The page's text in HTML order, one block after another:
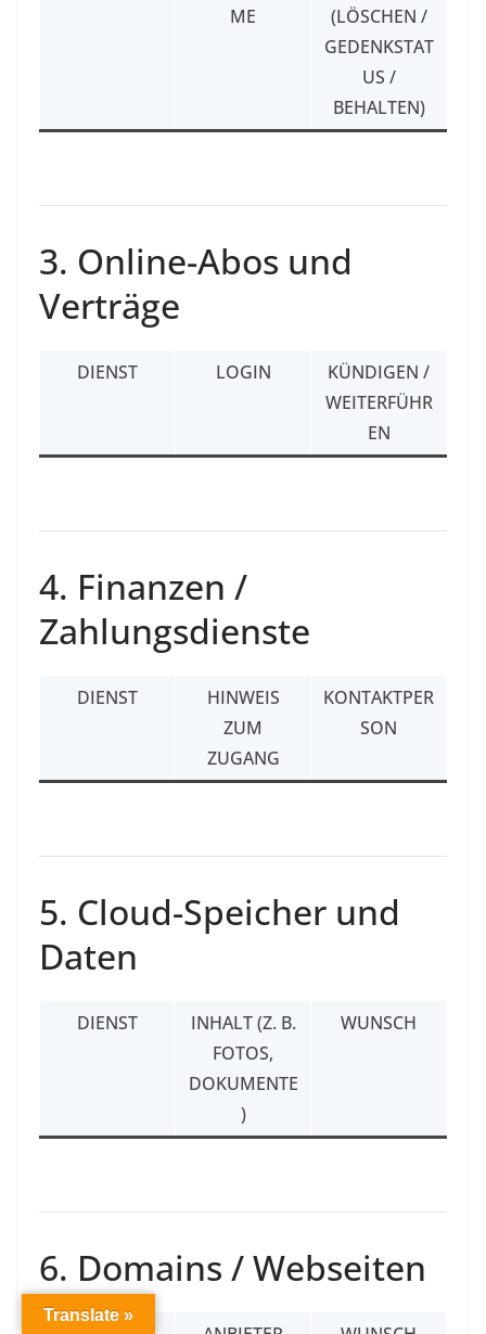
ME
(LÖSCHEN /
GEDENKSTAT
US /
BEHALTEN)
3. Online-Abos und
Verträge
DIENST LOGIN
KÜNDIGEN /
WEITERFÜHR
EN
4. Finanzen /
Zahlungsdienste
DIENST
HINWEIS
ZUM
ZUGANG
KONTAKTPER
SON
5. Cloud-Speicher und
Daten
DIENST
INHALT (Z. B.
FOTOS,
DOKUMENTE
)
WUNSCH
6. Domains / Webseiten
Translate »